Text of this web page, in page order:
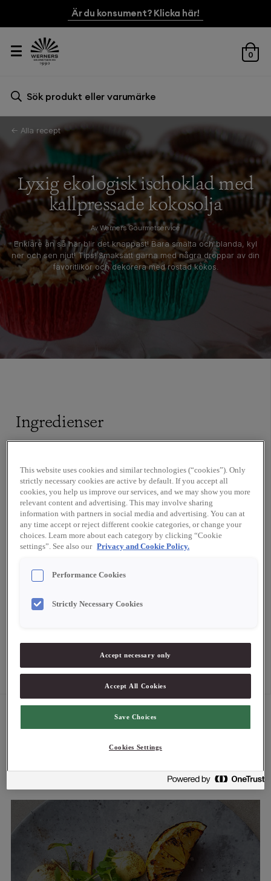
Är du konsument? Klicka här!
0
Sök
← Alla recept
Lyxig ekologisk ischoklad med
kallpressade kokosolja
Av Werners Gourmetservice
Enklare än så här blir det knappast! Bara smälta och blanda, kyl
ner och sen njut! Tips! Smaksätt gärna med några droppar av din
favoritlikör och dekorera med rostad kokos.
mikron eller över ett vattenbad. Blanda ner kokosoljan i den
ischokladformar. Låt stelna i kylen och förvara svalt, ischoklad
Ingredienser
100 g Chokladkaka Andoa 39% Ekologisk
40 g Kallpressad Kokosnötsolja Ekologisk
Ev rostade kokosflingor eller hasselnötter
Fler recept
This website uses cookies and similar technologies (“cookies”). Only
strictly necessary cookies are active by default. If you accept all
cookies, you help us improve our services, and we may show you more
relevant content and advertising. This may involve sharing
information with partners in social media and advertising. You can at
any time accept or reject different cookie categories, or change your
choices. Learn more about each category by clicking “Cookie
settings”. See also our Privacy and Cookie Policy.
Performance Cookies
Strictly Necessary Cookies
Accept necessary only
Accept All Cookies
Save Choices
Cookies Settings